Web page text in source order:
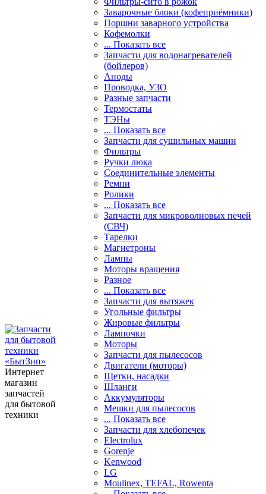
Интернет
магазин
запчастей
для бытовой
техники
Заварочные блоки (кофеприёмники)
Поршни заварного устройства
Кофемолки
... Показать все
Запчасти для водонагревателей
(бойлеров)
Аноды
Проводка, УЗО
Разные запчасти
Термостаты
ТЭНы
... Показать все
Запчасти для сушильных машин
Фильтры
Ручки люка
Соединительные элементы
Ремни
Ролики
... Показать все
Запчасти для микроволновых печей
(СВЧ)
Тарелки
Магнетроны
Лампы
Моторы вращения
Разное
... Показать все
Запчасти для вытяжек
Угольные фильтры
Жировые фильтры
Лампочки
Моторы
Запчасти для пылесосов
Двигатели (моторы)
Щетки, насадки
Шланги
Аккумуляторы
Мешки для пылесосов
... Показать все
Запчасти для хлебопечек
Electrolux
Gorenje
Kenwood
LG
Moulinex, TEFAL, Rowenta